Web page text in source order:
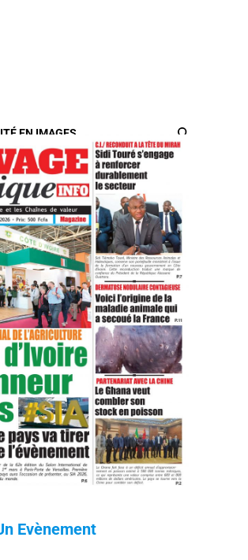
EN IMAGES
Evènement